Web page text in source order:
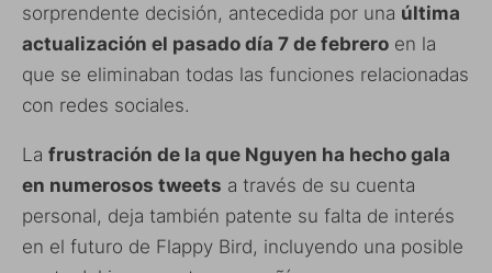
sorprendente decisión, antecedida por una última
actualización el pasado día 7 de febrero en la
que se eliminaban todas las funciones relacionadas
con redes sociales.
La frustración de la que Nguyen ha hecho gala
en numerosos tweets a través de su cuenta
personal, deja también patente su falta de interés
en el futuro de Flappy Bird, incluyendo una posible